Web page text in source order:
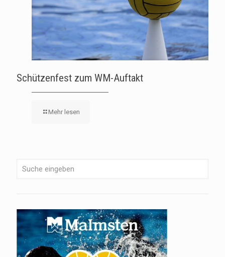
Schützenfest zum WM-Auftakt
Mehr lesen